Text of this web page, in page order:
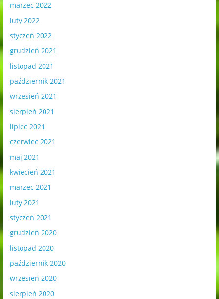
marzec 2022
luty 2022
styczeń 2022
grudzień 2021
listopad 2021
październik 2021
wrzesień 2021
sierpień 2021
lipiec 2021
czerwiec 2021
maj 2021
kwiecień 2021
marzec 2021
luty 2021
styczeń 2021
grudzień 2020
listopad 2020
październik 2020
wrzesień 2020
sierpień 2020